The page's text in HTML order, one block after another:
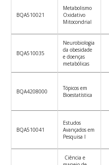
BQA510021
Metabolismo
Oxidativo
Mitocondrial
BQA510035
Neurobiologia
da obesidade
e doenças
metabólicas
BQA4208000
Tópicos em
Bioestatística
BQA510041
Estudos
Avançados em
Pesquisa I
Ciência e